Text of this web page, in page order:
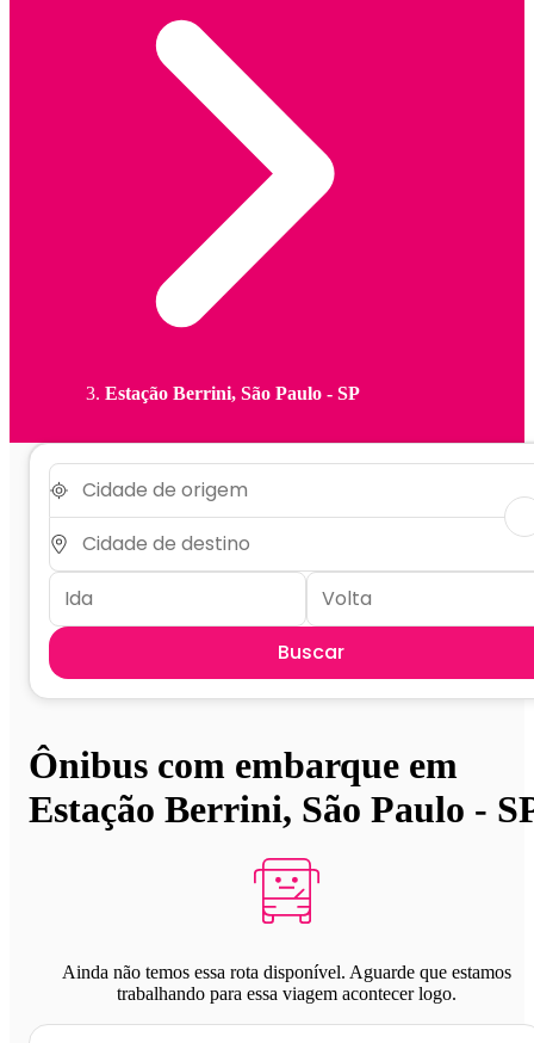
Estação Berrini, São Paulo - SP
Buscar
Ônibus com embarque em
Estação Berrini, São Paulo -
Ainda não temos essa rota disponível. Aguarde que estamos
trabalhando para essa viagem acontecer logo.